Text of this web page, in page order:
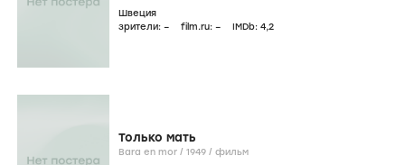
Швеция
зрители: – film.ru: – IMDb: 4,2
Только мать
Bara en mor / 1949 / фильм